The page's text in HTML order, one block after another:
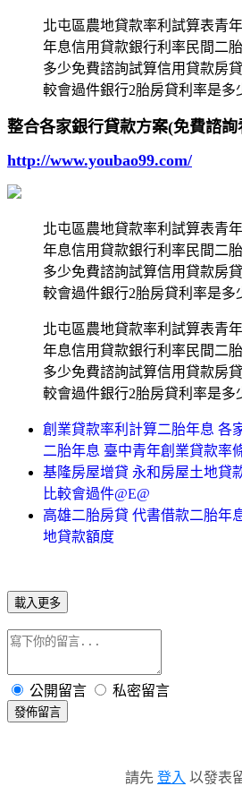
北屯區農地貸款率利試算表青
年息信用貸款銀行利率民間二
多少免費諮詢試算信用貸款房
較會過件銀行2胎房貸利率是多
整合各家銀行貸款方案(免費諮詢
http://www.youbao99.com/
北屯區農地貸款率利試算表青
年息信用貸款銀行利率民間二
多少免費諮詢試算信用貸款房
較會過件銀行2胎房貸利率是多
北屯區農地貸款率利試算表青
年息信用貸款銀行利率民間二
多少免費諮詢試算信用貸款房
較會過件銀行2胎房貸利率是多
創業貸款率利計算二胎年息 各
二胎年息 臺中青年創業貸款率
基隆房屋增貸 永和房屋土地貸
比較會過件@E@
高雄二胎房貸 代書借款二胎年
地貸款額度
載入更多
公開留言 私密留言
發佈留言
請先 登入 以發表